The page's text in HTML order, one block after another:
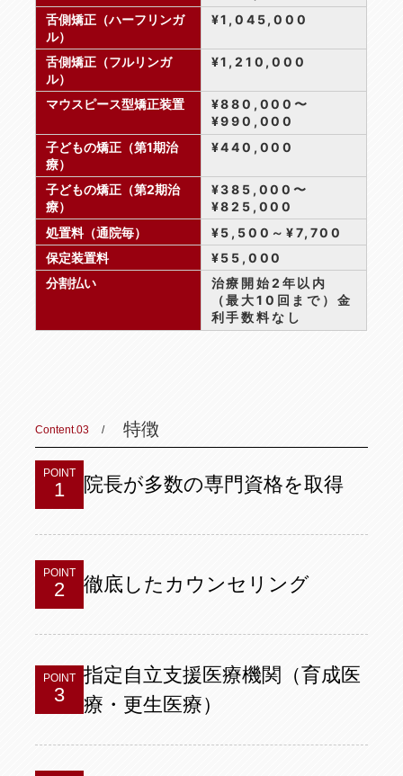
舌側矯正（ハーフリンガ
ル）
¥1,045,000
舌側矯正（フルリンガ
ル）
¥1,210,000
マウスピース型矯正装置
¥880,000〜
¥990,000
子どもの矯正（第1期治
療）
¥440,000
子どもの矯正（第2期治
療）
¥385,000〜
¥825,000
処置料（通院毎）
¥5,500～¥7,700
保定装置料
¥55,000
分割払い
治療開始2年以内
（最大10回まで）金
利手数料なし
Content.03 特徴
POINT
1 院長が多数の専門資格を取得
POINT
2 徹底したカウンセリング
POINT
3
指定自立支援医療機関（育成医
療・更生医療）